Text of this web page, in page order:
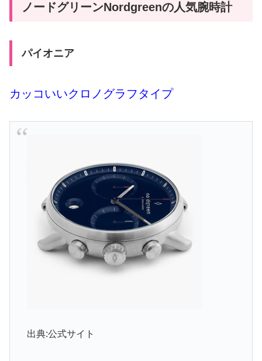
ノードグリーンNordgreenの人気腕時計
パイオニア
カッコいいクロノグラフタイプ
出典:公式サイト